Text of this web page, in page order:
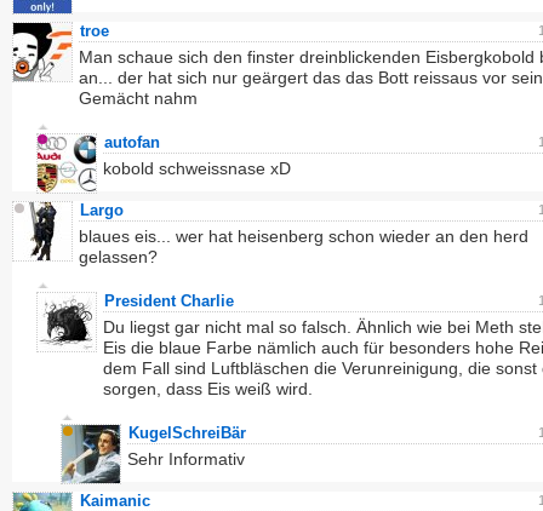
troe
Man schaue sich den finster dreinblickenden Eisbergkobold
an... der hat sich nur geärgert das das Bott reissaus vor
Gemächt nahm
autofan
kobold schweissnase xD
Largo
blaues eis... wer hat heisenberg schon wieder an den herd
gelassen?
President Charlie
Du liegst gar nicht mal so falsch. Ähnlich wie bei Meth
Eis die blaue Farbe nämlich auch für besonders hohe
dem Fall sind Luftbläschen die Verunreinigung, die sonst
sorgen, dass Eis weiß wird.
KugelSchreiBär
Sehr Informativ
Kaimanic